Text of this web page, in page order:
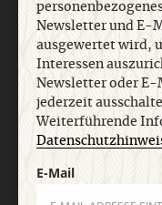
Vertrag
Newsletter und E-
ausgewertet wird,
Interessen
Newsletter oder E-
jederzeit
Weiterführende
E-Mail